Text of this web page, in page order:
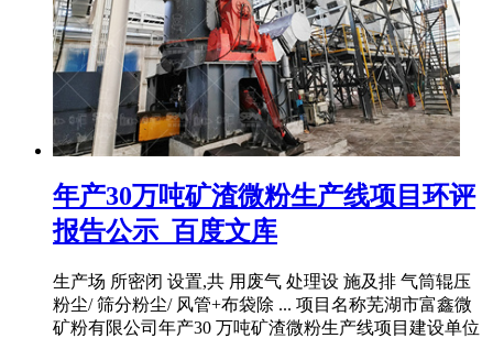
年产30万吨矿渣微粉生产线项目环评
报告公示_百度文库
生产场 所密闭 设置,共 用废气 处理设 施及排 气筒辊压
粉尘/ 筛分粉尘/ 风管+布袋除 ... 项目名称芜湖市富鑫微
矿粉有限公司年产30 万吨矿渣微粉生产线项目建设单位